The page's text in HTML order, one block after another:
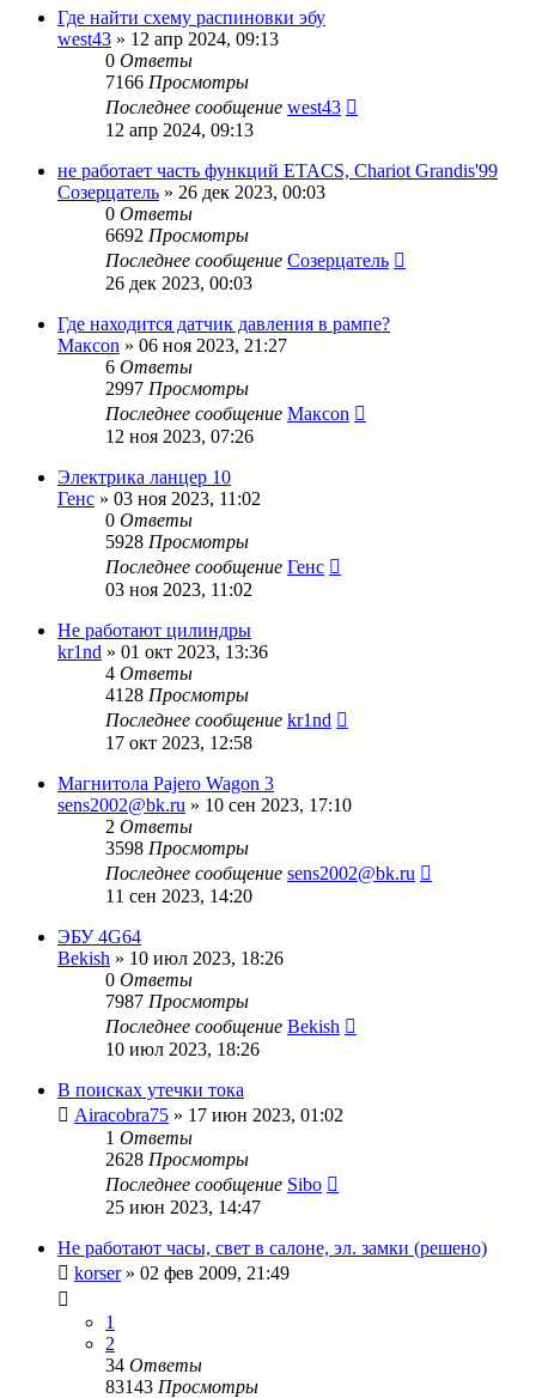
Где найти схему распиновки эбу
west43 » 12 апр 2024, 09:13
0 Ответы
7166 Просмотры
Последнее сообщение west43
12 апр 2024, 09:13
не работает часть функций ETACS, Chariot Grandis'99
Созерцатель » 26 дек 2023, 00:03
0 Ответы
6692 Просмотры
Последнее сообщение Созерцатель
26 дек 2023, 00:03
Где находится датчик давления в рампе?
Макcon » 06 ноя 2023, 21:27
6 Ответы
2997 Просмотры
Последнее сообщение Макcon
12 ноя 2023, 07:26
Электрика ланцер 10
Генс » 03 ноя 2023, 11:02
0 Ответы
5928 Просмотры
Последнее сообщение Генс
03 ноя 2023, 11:02
Не работают цилиндры
kr1nd » 01 окт 2023, 13:36
4 Ответы
4128 Просмотры
Последнее сообщение kr1nd
17 окт 2023, 12:58
Магнитола Pajero Wagon 3
sens2002@bk.ru » 10 сен 2023, 17:10
2 Ответы
3598 Просмотры
Последнее сообщение sens2002@bk.ru
11 сен 2023, 14:20
ЭБУ 4G64
Bekish » 10 июл 2023, 18:26
0 Ответы
7987 Просмотры
Последнее сообщение Bekish
10 июл 2023, 18:26
В поисках утечки тока
Airacobra75 » 17 июн 2023, 01:02
1 Ответы
2628 Просмотры
Последнее сообщение Sibo
25 июн 2023, 14:47
Не работают часы, свет в салоне, эл. замки (решено)
korser» 02 фев 2009, 21:49
1
2
34 Ответы
83143 Просмотры